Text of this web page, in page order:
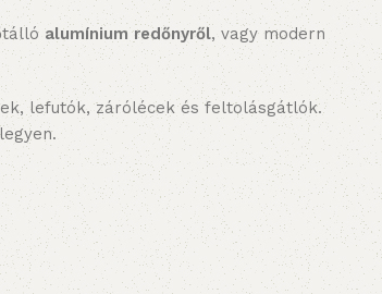
alumínium redőnyről, vagy modern
lefutók, zárólécek és feltolásgátlók.